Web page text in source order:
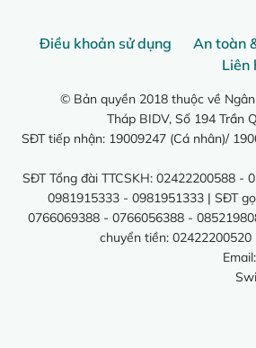
Điều khoản sử dụng An toàn
Liên
© Bản quyền 2018 thuộc về
Tháp BIDV, Số 194 Trần
SĐT tiếp nhận: 19009247 (Cá nhân)/
SĐT Tổng đài TTCSKH: 02422200588
0981915333 - 0981951333 | SĐT
0766069388 - 0766056388 -
chuyển tiền:
Email: